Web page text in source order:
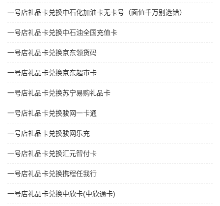
一号店礼品卡兑换中石化加油卡无卡号（面值千万别选错）
一号店礼品卡兑换中石油全国充值卡
一号店礼品卡兑换京东领货码
一号店礼品卡兑换京东超市卡
一号店礼品卡兑换苏宁易购礼品卡
一号店礼品卡兑换骏网一卡通
一号店礼品卡兑换骏网乐充
一号店礼品卡兑换汇元智付卡
一号店礼品卡兑换携程任我行
一号店礼品卡兑换中欣卡(中欣通卡)